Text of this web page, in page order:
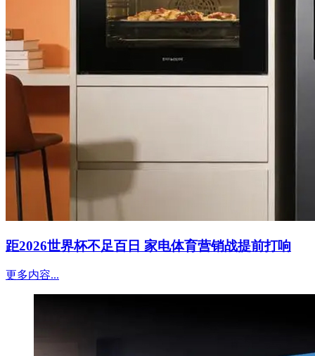
距2026世界杯不足百日 家电体育营销战提前打响
更多内容...